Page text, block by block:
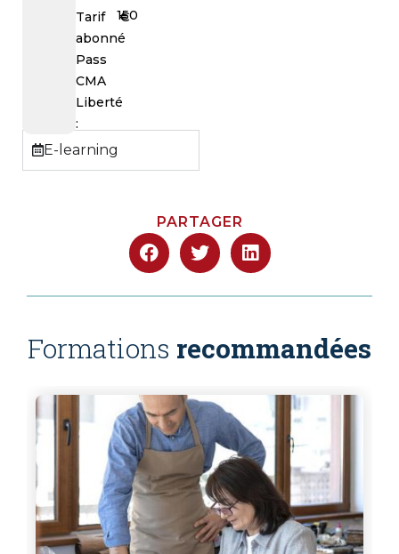
E-learning
Tarif
abonné
Pass
CMA
Liberté
:
150
€
PARTAGER
Formations recommandées